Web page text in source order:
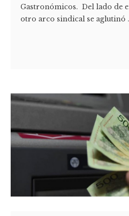
Gastronómicos. Del lado de
otro arco sindical se aglutinó